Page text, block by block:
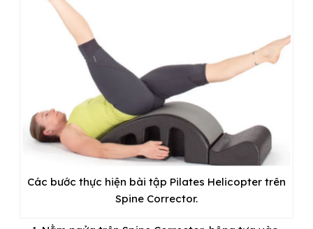
Các bước thực hiện bài tập Pilates Helicopter trên
Spine Corrector.